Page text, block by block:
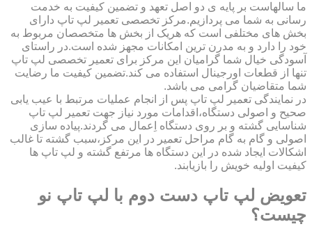
ما سالهاست بر پایه ی دو اصل تعهد و تضمین کیفیت به خدمت
رسانی به شما می پردازیم.مرکز تخصصی تعمیر لپ تاپ دارای
بخش های مختلفی است که هریک از بخش ها متخصصان مربوط به
خود را دارد و به مدرن ترین امکانات مجهز شده است.در راستای
آسودگی خیال شما گرامیان این مرکز برای تعمیر تخصصی لپ تاپ
تنها از قطعات اورجینال استفاده می کند.تضمین کیفیت ما رضایت
شما متقاضیان گرامی می باشد.
در نمایندگی تعمیر لپ تاپ پس از انجام عملیات مرتبط با عیب یابی
صحیح و اصولی دستگاه،اقدامات مورد نیاز جهت تعمیر لپ تاپ
شناسایی گشته و بر روی دستگاه اِعمال می گردند.پیاده سازی
اصولی و گام به گام مراحل تعمیر در این مرکز،سبب گشته تا غالب
اشکالات ایجاد شده در این دستگاه ها مرتفع گشته و لپ تاپ ها
کیفیت اولیه خویش را بازیابند.
تعویض لپ تاپ دست دوم با لپ تاپ نو
چیست؟